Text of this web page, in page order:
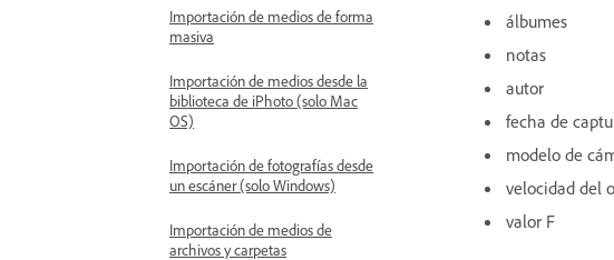
Importación de medios de forma
masiva
Importación de medios desde la
biblioteca de iPhoto (solo Mac
OS)
Importación de fotografías desde
un escáner (solo Windows)
Importación de medios de
archivos y carpetas
álbumes
notas
autor
fecha de
modelo de
velocidad del
valor F